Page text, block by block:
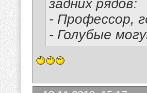
задних рядов:
- Профессор,
- Голубые